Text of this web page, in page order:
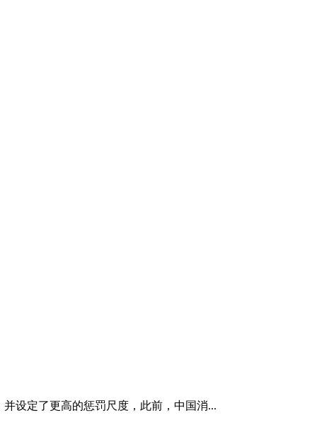
设定了更高的惩罚尺度，此前，中国消...